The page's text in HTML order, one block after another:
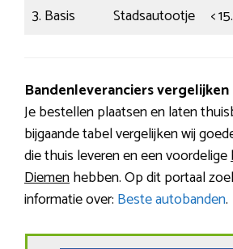
3. Basis
Stadsautootje <
Bandenleveranciers vergelijken
Je bestellen plaatsen en laten
bijgaande tabel vergelijken wij
die thuis leveren en een voordelige
Diemenhebben. Op dit portaal
informatie over: Beste autobanden.